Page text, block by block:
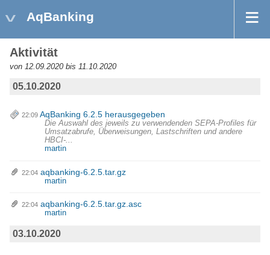
AqBanking
Aktivität
von 12.09.2020 bis 11.10.2020
05.10.2020
22:09 AqBanking 6.2.5 herausgegeben
Die Auswahl des jeweils zu verwendenden SEPA-Profiles für
Umsatzabrufe, Überweisungen, Lastschriften und andere
HBCI-...
martin
22:04 aqbanking-6.2.5.tar.gz
martin
22:04 aqbanking-6.2.5.tar.gz.asc
martin
03.10.2020